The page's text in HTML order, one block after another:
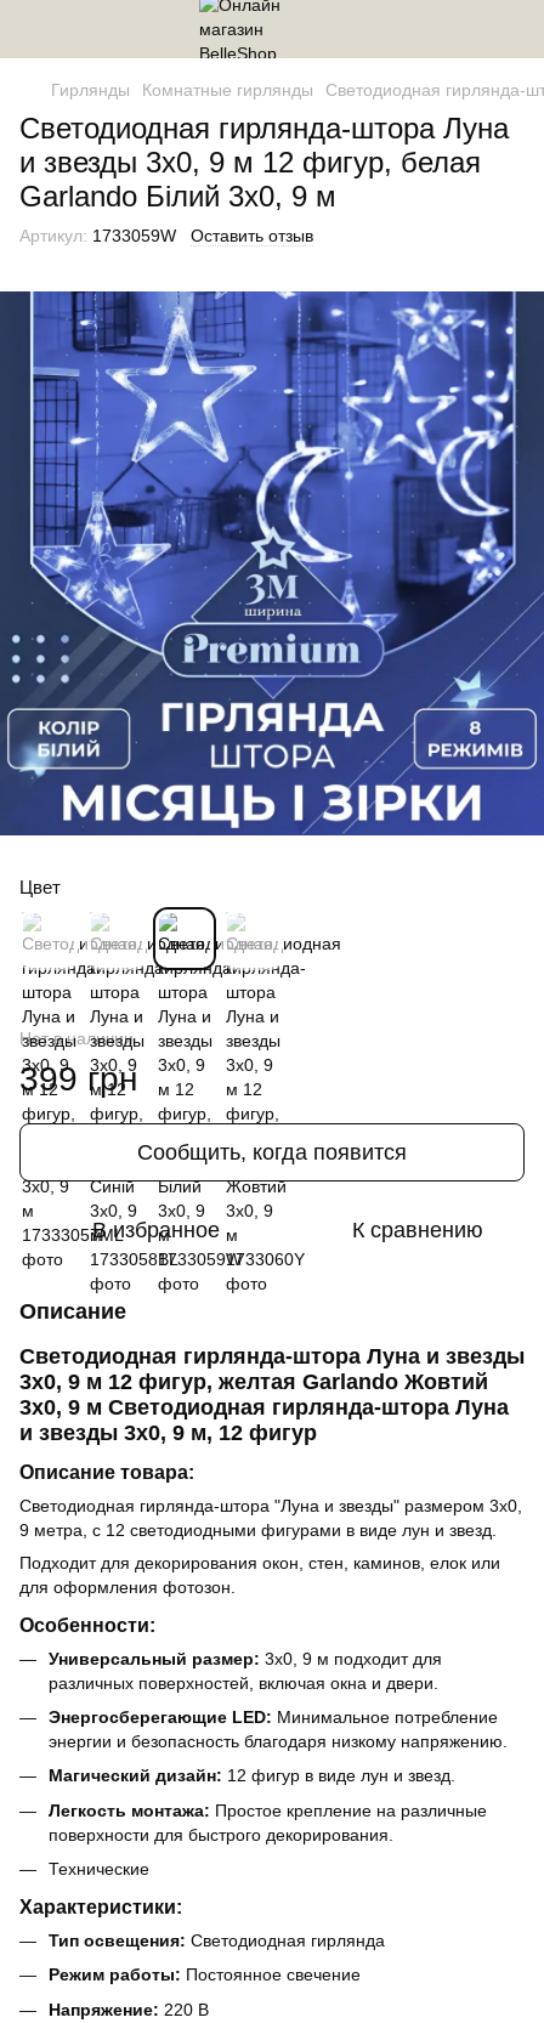
Гирлянды Комнатные гирлянды Светодиодная гирлянда-
Светодиодная гирлянда-штора Луна
и звезды 3x0, 9 м 12 фигур, белая
Garlando Білий 3х0, 9 м
Артикул: 1733059W Оставить отзыв
Цвет
Нет в наличии
399 грн
Сообщить, когда появится
В избранное К сравнению
Описание
Светодиодная гирлянда-штора Луна и звезды
3x0, 9 м 12 фигур, желтая Garlando Жовтий
3х0, 9 м Светодиодная гирлянда-штора Луна
и звезды 3x0, 9 м, 12 фигур
Описание товара:
Светодиодная гирлянда-штора "Луна и звезды" размером 3x0,
9 метра, с 12 светодиодными фигурами в виде лун и звезд.
Подходит для декорирования окон, стен, каминов, елок или
для оформления фотозон.
Особенности:
Универсальный размер: 3x0, 9 м подходит для
различных поверхностей, включая окна и двери.
Энергосберегающие LED: Минимальное потребление
энергии и безопасность благодаря низкому напряжению.
Магический дизайн: 12 фигур в виде лун и звезд.
Легкость монтажа: Простое крепление на различные
поверхности для быстрого декорирования.
Технические
Характеристики:
Тип освещения: Светодиодная гирлянда
Режим работы: Постоянное свечение
Напряжение: 220 В